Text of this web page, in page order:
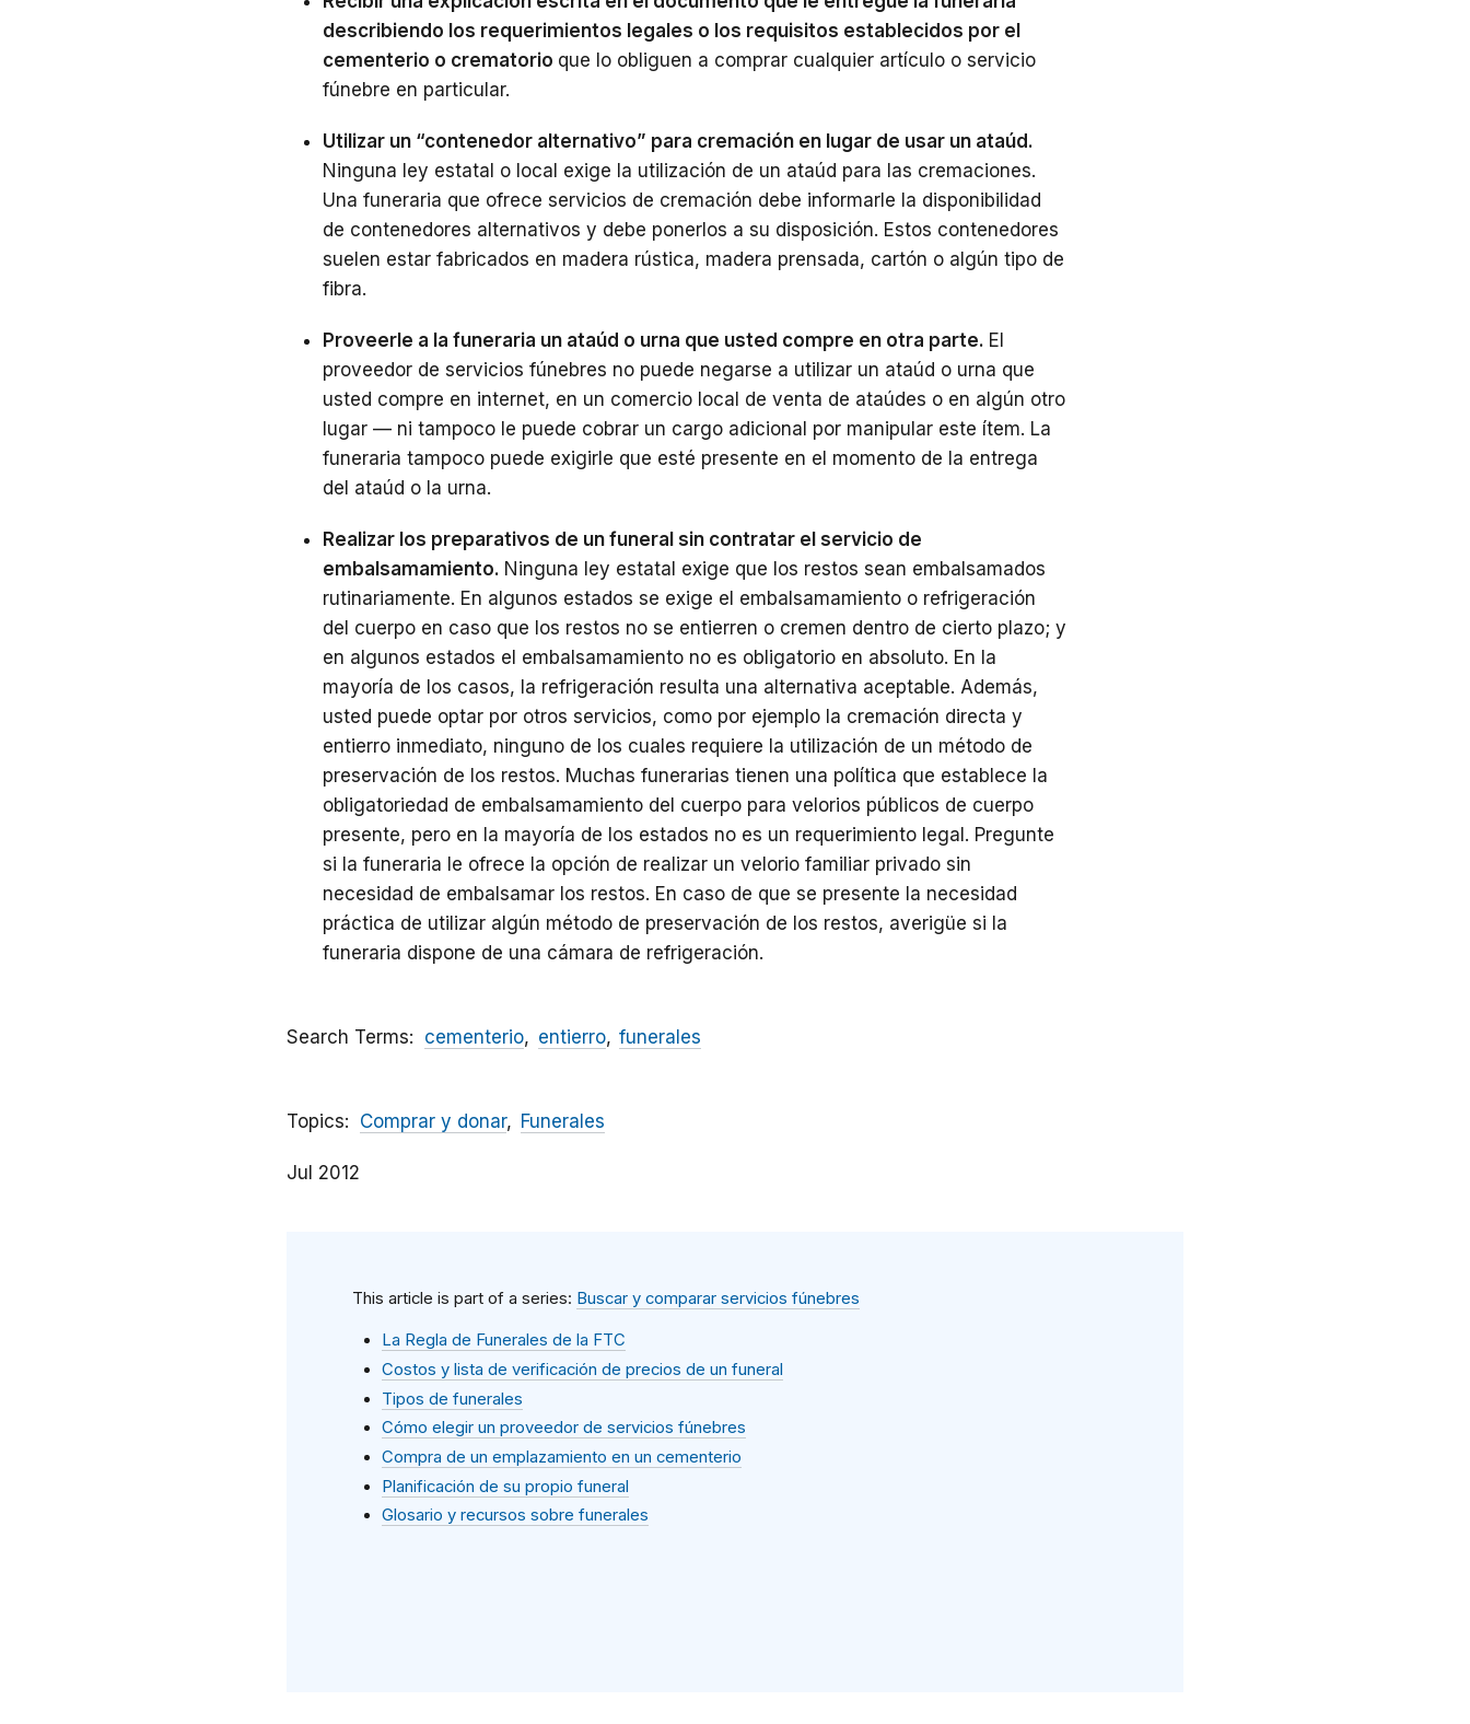
describiendo los requerimientos legales o los requisitos establecidos por el
cementerio o crematorio que lo obliguen a comprar cualquier artículo o servicio
fúnebre en particular.
Utilizar un “contenedor alternativo” para cremación en lugar de usar un ataúd.
Ninguna ley estatal o local exige la utilización de un ataúd para las cremaciones.
Una funeraria que ofrece servicios de cremación debe informarle la disponibilidad
de contenedores alternativos y debe ponerlos a su disposición. Estos contenedores
suelen estar fabricados en madera rústica, madera prensada, cartón o algún tipo de
fibra.
Proveerle a la funeraria un ataúd o urna que usted compre en otra parte. El
proveedor de servicios fúnebres no puede negarse a utilizar un ataúd o urna que
usted compre en internet, en un comercio local de venta de ataúdes o en algún otro
lugar — ni tampoco le puede cobrar un cargo adicional por manipular este ítem. La
funeraria tampoco puede exigirle que esté presente en el momento de la entrega
del ataúd o la urna.
Realizar los preparativos de un funeral sin contratar el servicio de
embalsamamiento. Ninguna ley estatal exige que los restos sean embalsamados
rutinariamente. En algunos estados se exige el embalsamamiento o refrigeración
del cuerpo en caso que los restos no se entierren o cremen dentro de cierto plazo; y
en algunos estados el embalsamamiento no es obligatorio en absoluto. En la
mayoría de los casos, la refrigeración resulta una alternativa aceptable. Además,
usted puede optar por otros servicios, como por ejemplo la cremación directa y
entierro inmediato, ninguno de los cuales requiere la utilización de un método de
preservación de los restos. Muchas funerarias tienen una política que establece la
obligatoriedad de embalsamamiento del cuerpo para velorios públicos de cuerpo
presente, pero en la mayoría de los estados no es un requerimiento legal. Pregunte
si la funeraria le ofrece la opción de realizar un velorio familiar privado sin
necesidad de embalsamar los restos. En caso de que se presente la necesidad
práctica de utilizar algún método de preservación de los restos, averigüe si la
funeraria dispone de una cámara de refrigeración.
Search Terms cementerio entierro funerales
Topics Comprar y donar Funerales
Jul 2012
This article is part of a series: Buscar y comparar servicios fúnebres
La Regla de Funerales de la FTC
Costos y lista de verificación de precios de un funeral
Tipos de funerales
Cómo elegir un proveedor de servicios fúnebres
Compra de un emplazamiento en un cementerio
Planificación de su propio funeral
Glosario y recursos sobre funerales